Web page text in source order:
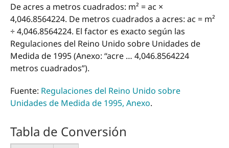
De acres a metros cuadrados: m² = ac ×
4,046.8564224. De metros cuadrados a acres: ac = m²
÷ 4,046.8564224. El factor es exacto según las
Regulaciones del Reino Unido sobre Unidades de
Medida de 1995 (Anexo: “acre … 4,046.8564224
metros cuadrados”).
Fuente: Regulaciones del Reino Unido sobre
Unidades de Medida de 1995, Anexo.
Tabla de Conversión